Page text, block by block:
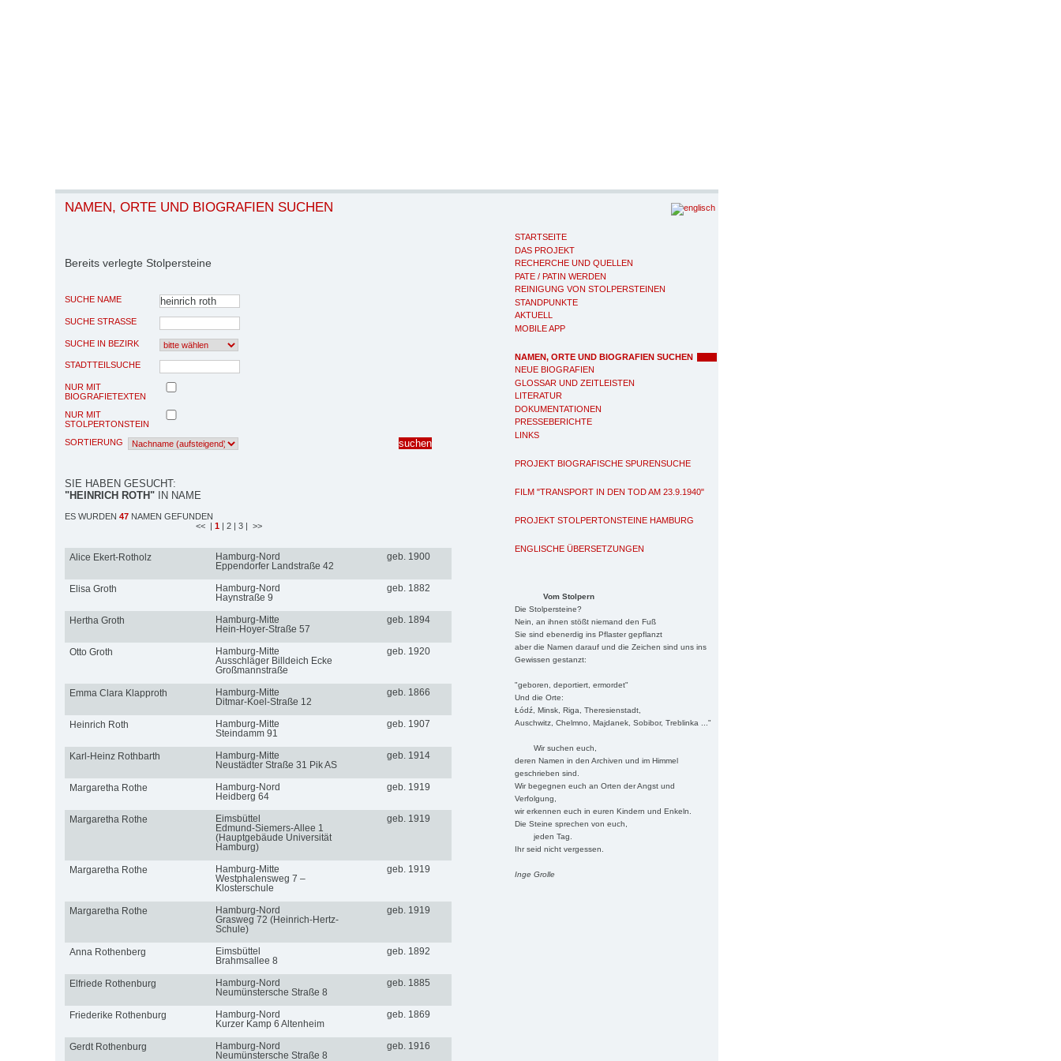
STARTSEITE
DAS PROJEKT
RECHERCHE UND QUELLEN
PATE / PATIN WERDEN
REINIGUNG VON STOLPERSTEINEN
STANDPUNKTE
AKTUELL
MOBILE APP
NAMEN, ORTE UND BIOGRAFIEN SUCHEN
NEUE BIOGRAFIEN
GLOSSAR UND ZEITLEISTEN
LITERATUR
DOKUMENTATIONEN
PRESSEBERICHTE
LINKS
PROJEKT BIOGRAFISCHE SPURENSUCHE
FILM "TRANSPORT IN DEN TOD AM 23.9.1940"
PROJEKT STOLPERTONSTEINE HAMBURG
ENGLISCHE ÜBERSETZUNGEN
Vom Stolpern
Die Stolpersteine?
Nein, an ihnen stößt niemand den Fuß
Sie sind ebenerdig ins Pflaster gepflanzt
aber die Namen darauf und die Zeichen sind uns ins
Gewissen gestanzt:
"geboren, deportiert, ermordet"
Und die Orte:
Łódź, Minsk, Riga, Theresienstadt,
Auschwitz, Chelmno, Majdanek, Sobibor, Treblinka ..."
Wir suchen euch,
deren Namen in den Archiven und im Himmel
geschrieben sind.
Wir begegnen euch an Orten der Angst und
Verfolgung,
wir erkennen euch in euren Kindern und Enkeln.
Die Steine sprechen von euch,
jeden Tag.
Ihr seid nicht vergessen.
Inge Grolle
NAMEN, ORTE UND BIOGRAFIEN SUCHEN
Bereits verlegte Stolpersteine
SUCHE NAME
SUCHE STRASSE
SUCHE IN BEZIRK
STADTTEILSUCHE
NUR MIT
BIOGRAFIETEXTEN
NUR MIT
STOLPERTONSTEIN
SORTIERUNG
SIE HABEN GESUCHT:
"HEINRICH ROTH" IN NAME
ES WURDEN 47 NAMEN GEFUNDEN
<< | 1 | 2 | 3 | >>
Alice Ekert-Rotholz
Hamburg-Nord
Eppendorfer Landstraße 42
geb. 1900
Elisa Groth
Hamburg-Nord
Haynstraße 9
geb. 1882
Hertha Groth
Hamburg-Mitte
Hein-Hoyer-Straße 57
geb. 1894
Otto Groth
Hamburg-Mitte
Ausschläger Billdeich Ecke
Großmannstraße
geb. 1920
Emma Clara Klapproth
Hamburg-Mitte
Ditmar-Koel-Straße 12
geb. 1866
Heinrich Roth
Hamburg-Mitte
Steindamm 91
geb. 1907
Karl-Heinz Rothbarth
Hamburg-Mitte
Neustädter Straße 31 Pik AS
geb. 1914
Margaretha Rothe
Hamburg-Nord
Heidberg 64
geb. 1919
Margaretha Rothe
Eimsbüttel
Edmund-Siemers-Allee 1
(Hauptgebäude Universität
Hamburg)
geb. 1919
Margaretha Rothe
Hamburg-Mitte
Westphalensweg 7 –
Klosterschule
geb. 1919
Margaretha Rothe
Hamburg-Nord
Grasweg 72 (Heinrich-Hertz-
Schule)
geb. 1919
Anna Rothenberg
Eimsbüttel
Brahmsallee 8
geb. 1892
Elfriede Rothenburg
Hamburg-Nord
Neumünstersche Straße 8
geb. 1885
Friederike Rothenburg
Hamburg-Nord
Kurzer Kamp 6 Altenheim
geb. 1869
Gerdt Rothenburg
Hamburg-Nord
Neumünstersche Straße 8
geb. 1916